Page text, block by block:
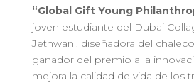
“Global Gift Young
joven estudiante del Dubai
Jethwani, diseñadora del
ganador del premio a la
mejora la calidad de vida de los